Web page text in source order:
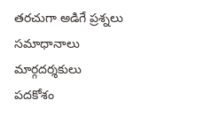
తరచుగా అడిగే ప్రశ్నలు
సమాధానాలు
మార్గదర్శకులు
పదకోశం